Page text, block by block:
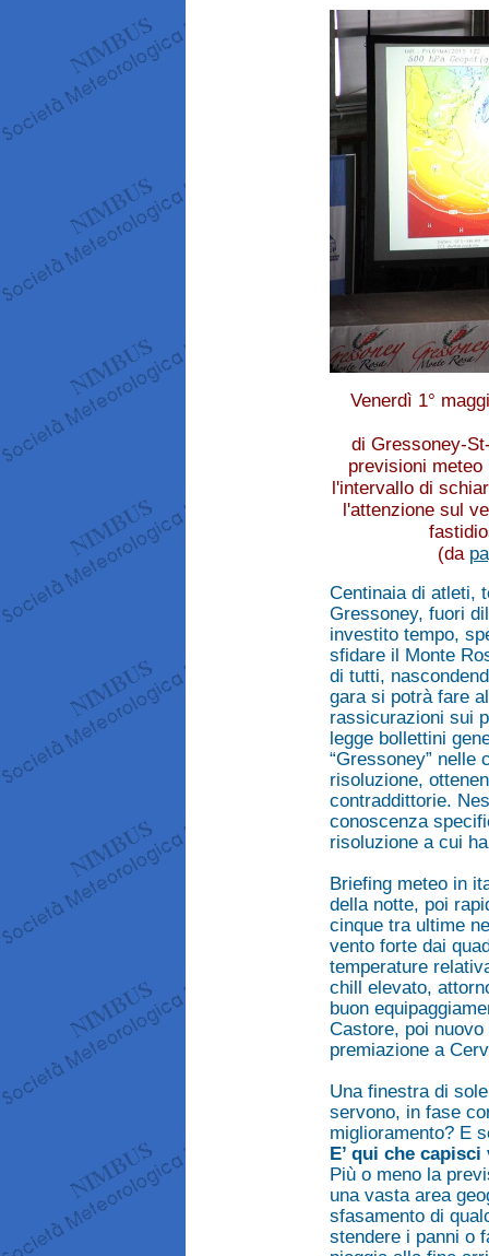
Venerdì 1°
di Gressoney-
previsioni
l'intervallo di
l'attenzione sul
(da
Centinaia di atleti,
Gressoney, fuori
investito tempo,
sfidare il Monte
di tutti,
gara si potrà fare
rassicurazioni sui
legge bollettini
“Gressoney” nelle
risoluzione,
contraddittorie.
conoscenza
risoluzione a cui
Briefing meteo in
della notte, poi
cinque tra ultime
vento forte dai
temperature
chill elevato,
buon
Castore, poi
premiazione a
Una finestra di
servono, in fase
miglioramento? E
E’ qui che
Più o meno la
una vasta area
sfasamento di
stendere i panni o